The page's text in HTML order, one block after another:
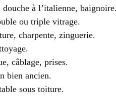
à l’italienne,
ou triple vitrage.
charpente, zinguerie.
câblage, prises.
bien ancien.
sous toiture.